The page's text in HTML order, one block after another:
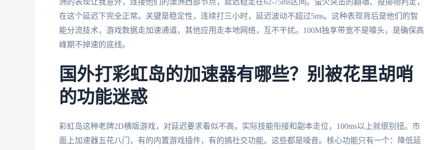
在这个延迟下完全正常。关键是稳定性，连续打三小时，延迟波动不超过5ms。这种表现背后是他们的智
能分流技术，游戏数据走加速通道，其他应用走本地网络，互不干扰。100M独享带宽不是噱头，是确保高
峰期不掉速的底线。
国外打彩虹岛的加速器有哪些？别被花里胡哨
的功能迷惑
彩虹岛这种老牌2D横版游戏，对延迟要求看似不高，实际技能衔接和副本走位，100ms以上就很别扭。市
面上加速器五花八门，有的内置游戏插件，有的搞社交功能。这些都是噪音。核心功能只有一个：降低延